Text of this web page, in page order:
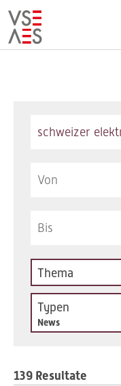
Thema
Typen
News
139 Resultate